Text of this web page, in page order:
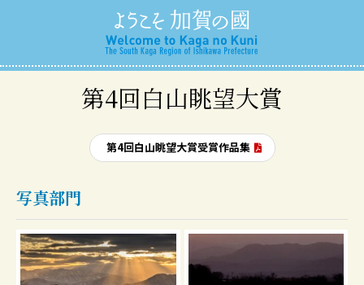
第4回白山眺望大賞
第4回白山眺望大賞受賞作品集
写真部門